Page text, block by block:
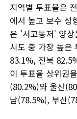
지역별 투표율은
에서 높고 보수 성
은 '서고동저' 양
시도 중 가장 높은
83.1%, 전북
이 투표율 상위권
(80.2%)와 울산
남(78.5%), 부산